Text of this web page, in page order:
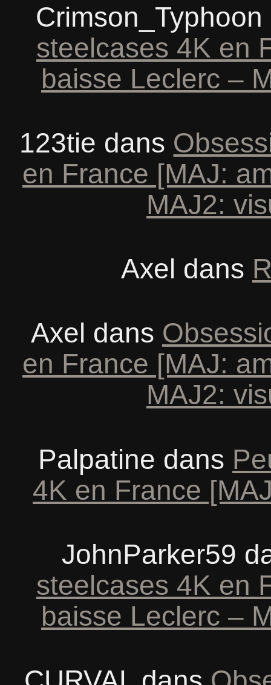
Crimson_Typhoon
steelcases 4K en
baisse Leclerc –
123tie dans
en France [MAJ:
MAJ2:
Axel dans
Axel dans
en France [MAJ:
MAJ2:
Palpatine dans
4K en France
JohnParker59
steelcases 4K en
baisse Leclerc –